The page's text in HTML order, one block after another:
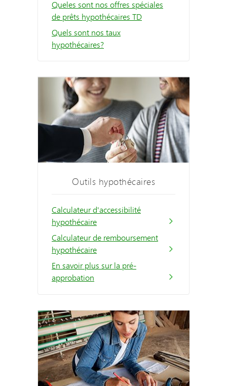
Queles sont nos offres spéciales
de prêts hypothécaires TD
Quels sont nos taux
hypothécaires?
Outils hypothécaires
Calculateur d'accessibilité
hypothécaire
Calculateur de remboursement
hypothécaire
En savoir plus sur la pré-
approbation